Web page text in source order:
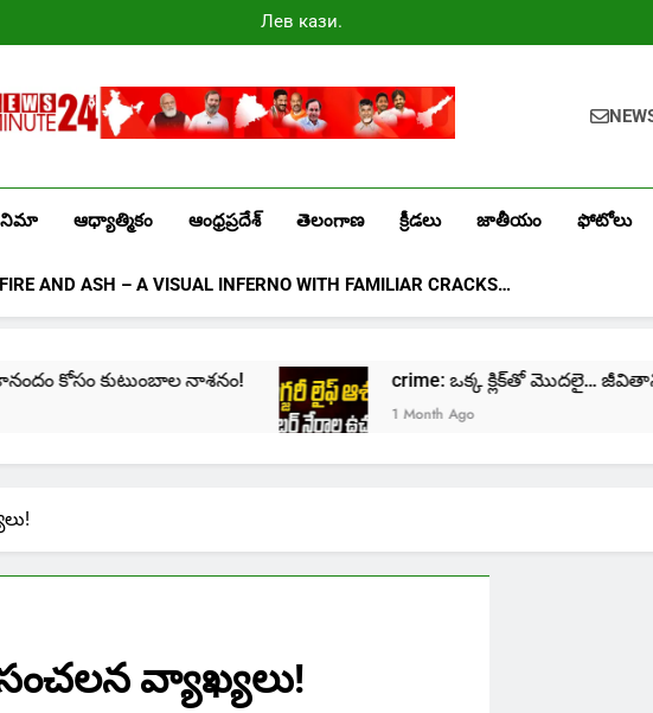
Лев казино
промокоды
ఆధ్యాత్మికం ఆంధ్రప్రదేశ్ తెలంగాణ క్రీడలు జాతీయం ఫోటోలు
AND ASH – A VISUAL INFERNO WITH FAMILIAR CRACKS…
కోసం కుటుంబాల నాశనం! crime: ఒక్క క్లిక్‌తో మొదలై… జీవితాన్ని
1 Month Ago
వ్యాఖ్యలు!